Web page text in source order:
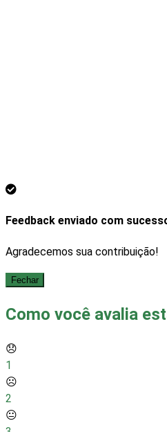
Feedback enviado com
Agradecemos sua contribuição!
Fechar
Como você avalia
😞
1
☹️
2
😐